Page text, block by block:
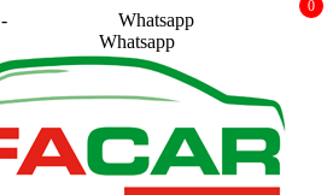
Whatsapp
Whatsapp
0